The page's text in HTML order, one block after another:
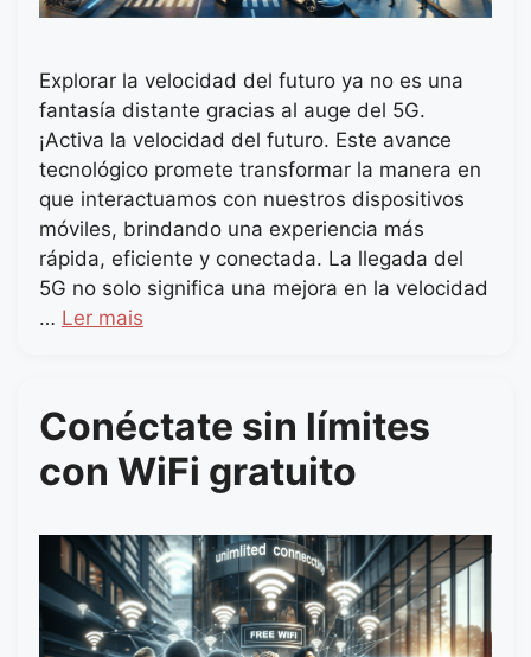
Explorar la velocidad del futuro ya no es una
fantasía distante gracias al auge del 5G.
¡Activa la velocidad del futuro. Este avance
tecnológico promete transformar la manera en
que interactuamos con nuestros dispositivos
móviles, brindando una experiencia más
rápida, eficiente y conectada. La llegada del
5G no solo significa una mejora en la velocidad
… Ler mais
Conéctate sin límites
con WiFi gratuito